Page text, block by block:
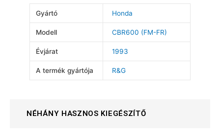
Gyártó Honda
Modell CBR600 (FM-FR)
Évjárat 1993
A termék gyártója R&G
NÉHÁNY HASZNOS KIEGÉSZÍTŐ